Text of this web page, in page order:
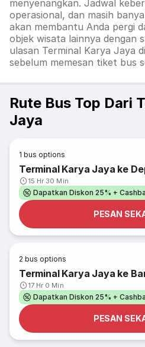
menyenangkan. Jadwal
operasional, dan masih
akan membantu Anda pergi
objek wisata lainnya dengan
ulasan Terminal Karya Jaya
sebelum memesan tiket bus
Rute Bus Top Dari
Jaya
1 bus options
Terminal Karya Jaya ke
15 Hr 30 Min
Dapatkan Diskon 25% +
PESAN
2 bus options
Terminal Karya Jaya ke
17 Hr 0 Min
Dapatkan Diskon 25% +
PESAN